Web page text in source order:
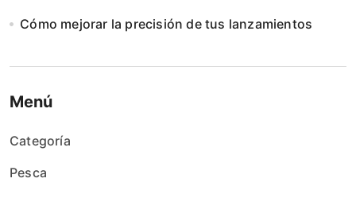
Cómo mejorar la precisión de tus lanzamientos
Menú
Categoría
Pesca